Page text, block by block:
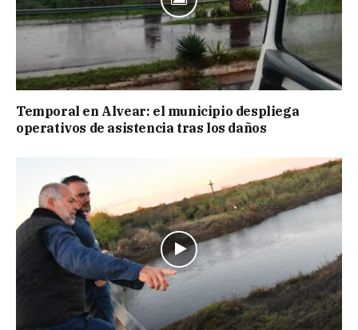
Temporal en Alvear: el municipio despliega
operativos de asistencia tras los daños